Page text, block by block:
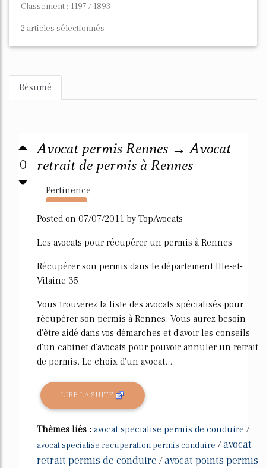
Classement : 1197 / 1893
2 articles sélectionnés
Résumé
0
Avocat permis Rennes → Avocat
retrait de permis à Rennes
Pertinence
4524%
Posted on 07/07/2011 by TopAvocats
Les avocats pour récupérer un permis à Rennes
Récupérer son permis dans le département Ille-et-
Vilaine 35
Vous trouverez la liste des avocats spécialisés pour
récupérer son permis à Rennes. Vous aurez besoin
d'être aidé dans vos démarches et d'avoir les conseils
d'un cabinet d'avocats pour pouvoir annuler un retrait
de permis. Le choix d'un avocat...
LIRE LA SUITE
Thèmes liés : avocat specialise permis de conduire /
avocat specialise recuperation permis conduire /avocat
retrait permis de conduire /avocat points permis